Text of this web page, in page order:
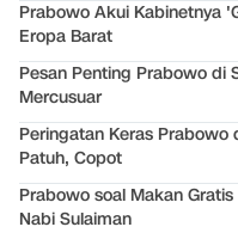
Prabowo Akui Kabinetnya
Eropa Barat
Pesan Penting Prabowo di
Mercusuar
Peringatan Keras
Patuh, Copot
Prabowo soal Makan
Nabi Sulaiman